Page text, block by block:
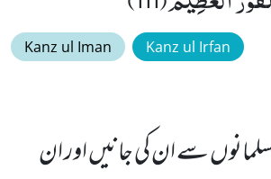
Kanz ul Iman Kanz ul Irfan
سے ان کی جانیں اور ان